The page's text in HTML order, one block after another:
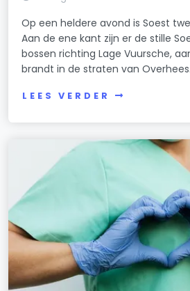
Op een heldere avond is Soest
Aan de ene kant zijn er de stille
bossen richting Lage Vuursche,
brandt in de straten van Overhees.
LEES VERDER